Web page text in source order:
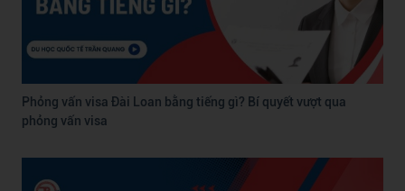
Phỏng vấn visa Đài Loan bằng tiếng gì? Bí quyết vượt qua
phỏng vấn visa